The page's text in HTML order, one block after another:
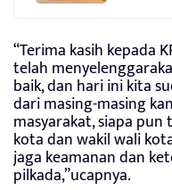
“Terima kasih kepada
telah
baik, dan hari ini kita
dari masing-masing
masyarakat, siapa
kota dan wakil wali
jaga keamanan dan
pilkada,”ucapnya.